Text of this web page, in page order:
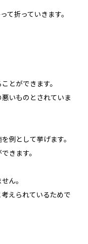
て折っていきます。
とができます。
いものとされていま
例として挙げます。
きます。
ん。
えられているためで